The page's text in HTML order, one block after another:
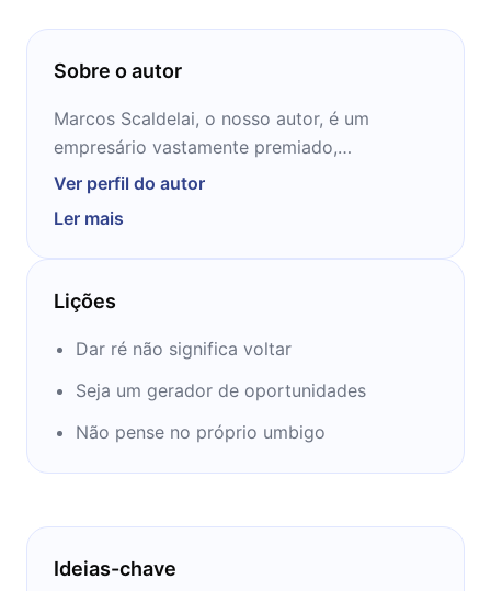
Sobre o autor
Marcos Scaldelai, o nosso autor, é um
empresário vastamente premiado,
principalmente por idealizar projetos únicos e
do planejamento e da estratégia que impõe
aos seus ideais e suas metas. Neste livro, ele
é capaz de passar grande parte dessas suas
técnicas, e tudo isso, condensado em 12
minutos. Que tal aprender com o mestre o
Ver perfil do autor
Ler mais
Lições
Dar ré não significa voltar
Seja um gerador de oportunidades
Não pense no próprio umbigo
Ideias-chave